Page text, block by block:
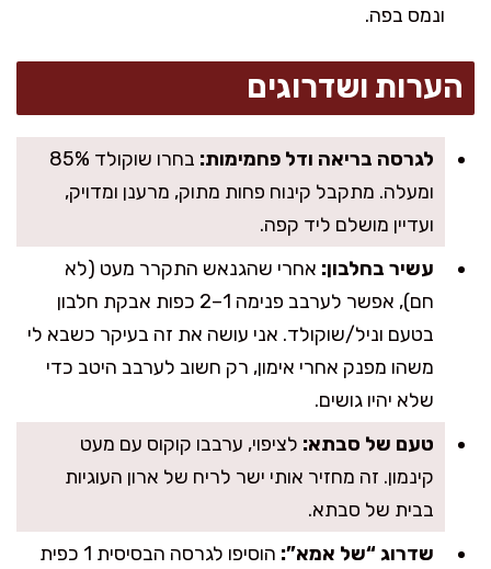
ונמס בפה.
הערות ושדרוגים
לגרסה בריאה ודל פחמימות:
בחרו שוקולד 85%
ומעלה. מתקבל קינוח פחות מתוק, מרענן ומדויק,
ועדיין מושלם ליד קפה.
עשיר בחלבון: אחרי שהגנאש התקרר מעט (לא
חם), אפשר לערבב פנימה 1–2 כפות אבקת חלבון
בטעם וניל/שוקולד. אני עושה את זה בעיקר כשבא לי
משהו מפנק אחרי אימון, רק חשוב לערבב היטב כדי
שלא יהיו גושים.
טעם של סבתא: לציפוי, ערבבו קוקוס עם מעט
קינמון. זה מחזיר אותי ישר לריח של ארון העוגיות
בבית של סבתא.
שדרוג “של אמא”:
הוסיפו לגרסה הבסיסית 1 כפית